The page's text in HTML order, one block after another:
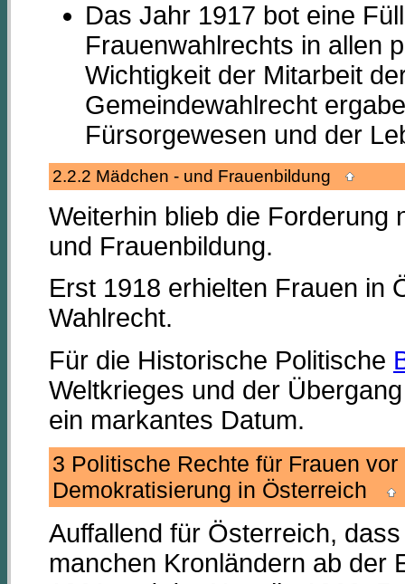
Das Jahr 1917 bot eine
Frauenwahlrechts in allen
Wichtigkeit der Mitarbeit
Gemeindewahlrecht
Fürsorgewesen und der
2.2.2 Mädchen - und Frauenbildung
Weiterhin blieb die Forderung
und Frauenbildung.
Erst 1918 erhielten Frauen in
Wahlrecht.
Für die Historische Politische
Weltkrieges und der
ein markantes Datum.
3 Politische Rechte für Frauen
Demokratisierung in Österreich
Auffallend für Österreich,
manchen Kronländern ab der